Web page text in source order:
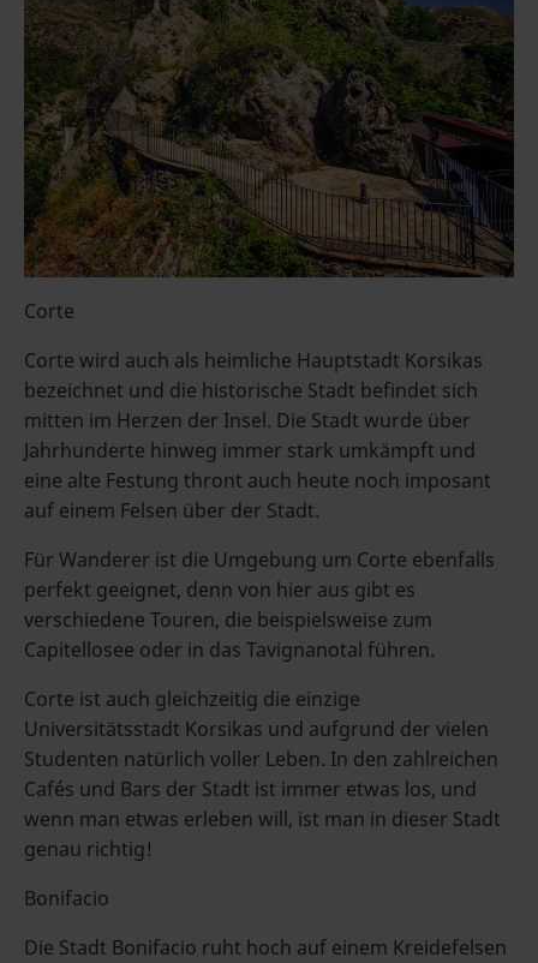
Corte
Corte wird auch als heimliche Hauptstadt Korsikas
bezeichnet und die historische Stadt befindet sich
mitten im Herzen der Insel. Die Stadt wurde über
Jahrhunderte hinweg immer stark umkämpft und
eine alte Festung thront auch heute noch imposant
auf einem Felsen über der Stadt.
Für Wanderer ist die Umgebung um Corte ebenfalls
perfekt geeignet, denn von hier aus gibt es
verschiedene Touren, die beispielsweise zum
Capitellosee oder in das Tavignanotal führen.
Corte ist auch gleichzeitig die einzige
Universitätsstadt Korsikas und aufgrund der vielen
Studenten natürlich voller Leben. In den zahlreichen
Cafés und Bars der Stadt ist immer etwas los, und
wenn man etwas erleben will, ist man in dieser Stadt
genau richtig!
Bonifacio
Die Stadt Bonifacio ruht hoch auf einem Kreidefelsen